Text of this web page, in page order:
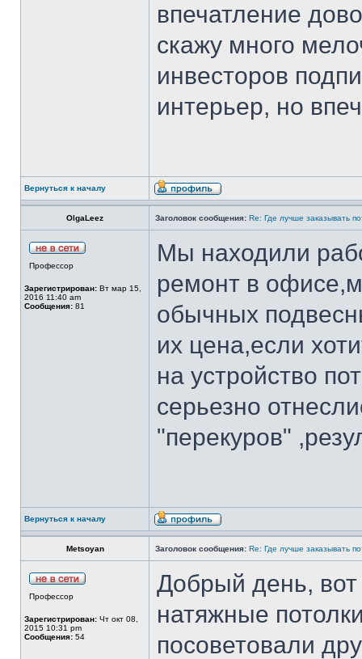
впечатление
скажу много
инвесторов
интерьер, но
Вернуться к началу
OlgaLeez Заголовок сообщения: Re: Где лучше заказывать
Профессор
Зарегистрирован: Вт мар 15,
2016 11:40 am
Сообщения: 81
Мы находили
ремонт в
обычных
их цена,если
на устройство
серьезно
"перекуров"
Вернуться к началу
Metsoyan Заголовок сообщения: Re: Где лучше заказывать
Профессор
Зарегистрирован: Чт окт 08,
2015 10:31 pm
Сообщения: 54
Добрый день,
натяжные
посоветовали